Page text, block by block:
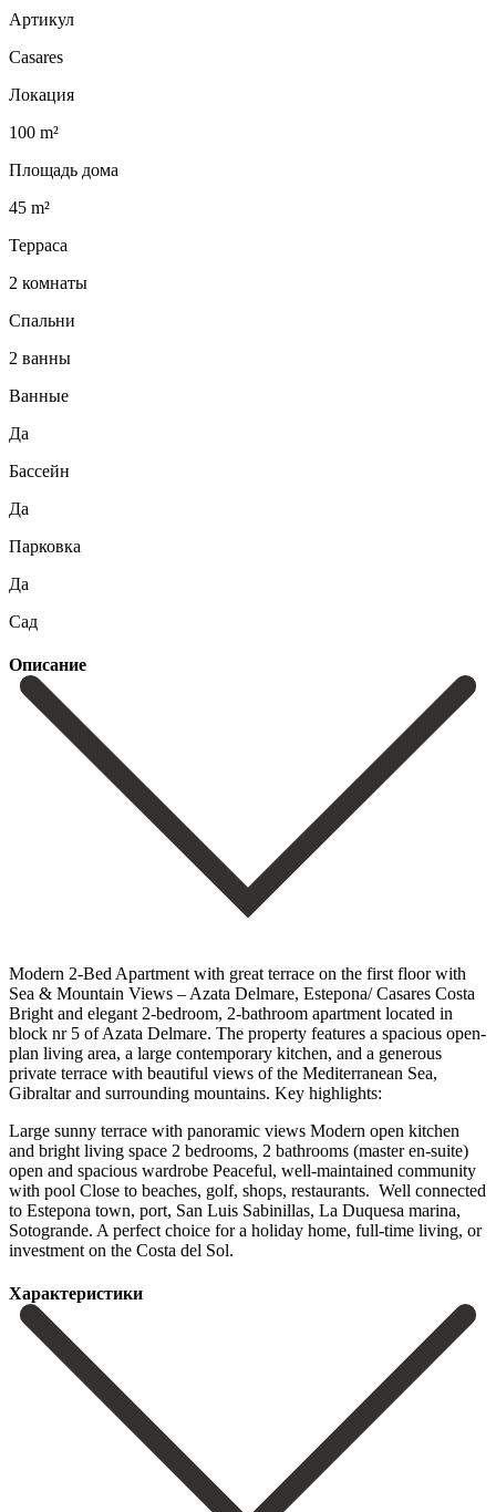
Артикул
Casares
Локация
100 m²
Площадь дома
45 m²
Терраса
2 комнаты
Спальни
2 ванны
Ванные
Да
Бассейн
Да
Парковка
Да
Сад
Описание
Modern 2-Bed Apartment with great terrace on the first floor with
Sea & Mountain Views – Azata Delmare, Estepona/ Casares Costa
Bright and elegant 2-bedroom, 2-bathroom apartment located in
block nr 5 of Azata Delmare. The property features a spacious open-
plan living area, a large contemporary kitchen, and a generous
private terrace with beautiful views of the Mediterranean Sea,
Gibraltar and surrounding mountains. Key highlights:
Large sunny terrace with panoramic views Modern open kitchen
and bright living space 2 bedrooms, 2 bathrooms (master en-suite)
open and spacious wardrobe Peaceful, well-maintained community
with pool Close to beaches, golf, shops, restaurants. ‌ Well ‌connected
‌to ‌Estepona town, ‌port, San ‌Luis Sabinillas, La Duquesa marina,
Sotogrande. A perfect ‌choice for ‌a holiday ‌home, full-time living, ‌or
‌investment ‌on ‌the ‌Costa ‌del ‌Sol.
Характеристики